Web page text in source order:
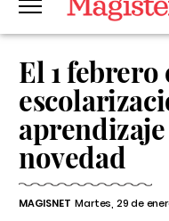
El 1
novedad
MAGISNET Martes, 29 de